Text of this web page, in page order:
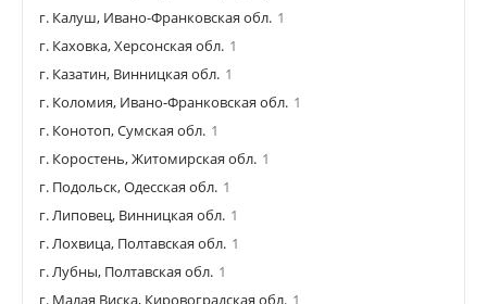
г. Калуш, Ивано-Франковская обл. 1
г. Каховка, Херсонская обл. 1
г. Казатин, Винницкая обл. 1
г. Коломия, Ивано-Франковская обл. 1
г. Конотоп, Сумская обл. 1
г. Коростень, Житомирская обл. 1
г. Подольск, Одесская обл. 1
г. Липовец, Винницкая обл. 1
г. Лохвица, Полтавская обл. 1
г. Лубны, Полтавская обл. 1
г. Малая Виска, Кировоградская обл. 1